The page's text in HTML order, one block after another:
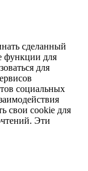
сделанный
функции для
для
социальных
свои cookie для
Эти